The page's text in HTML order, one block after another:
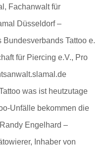
Fachanwalt für
Düsseldorf –
Tattoo e.
für Piercing e.V., Pro
was ist heutzutage
Unfälle bekommen die
Randy Engelhard –
Inhaber von